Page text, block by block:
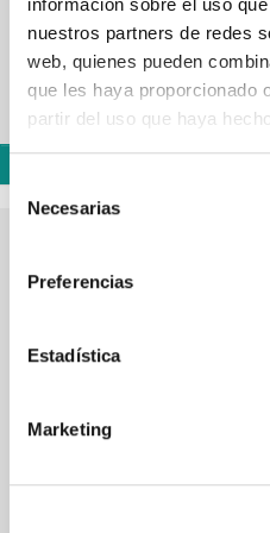
información sobre el uso
nuestros partners de redes
web, quienes pueden
que les haya proporcionado
partir del uso que haya
Selección
Necesarias
Preferencias
Estadística
Marketing
Almohadilla